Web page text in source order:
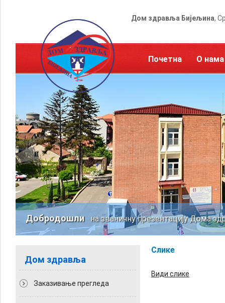
Дом здравља Бијељина,
Почетна О нама
Добродошлина званичну презентацију Дома
Дом здравља
Заказивање прегледа
Слике
Види слике